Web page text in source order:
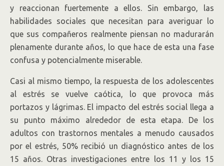
y reaccionan fuertemente a ellos. Sin embargo, las
habilidades sociales que necesitan para averiguar lo
que sus compañeros realmente piensan no madurarán
plenamente durante años, lo que hace de esta una fase
confusa y potencialmente miserable.
Casi al mismo tiempo, la respuesta de los adolescentes
al estrés se vuelve caótica, lo que provoca más
portazos y lágrimas. El impacto del estrés social llega a
su punto máximo alrededor de esta etapa. De los
adultos con trastornos mentales a menudo causados
por el estrés, 50% recibió un diagnóstico antes de los
15 años. Otras investigaciones entre los 11 y los 15